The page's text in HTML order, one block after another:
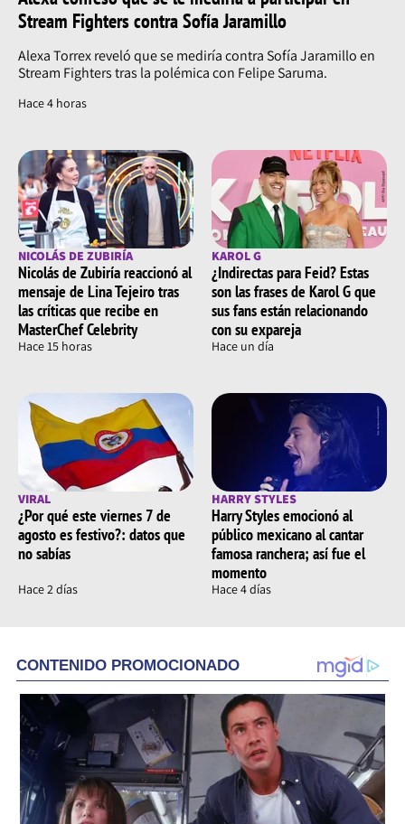
Stream Fighters contra Sofía Jaramillo
Alexa Torrex reveló que se mediría contra Sofía Jaramillo en
Stream Fighters tras la polémica con Felipe Saruma.
Hace 4 horas
NICOLÁS DE ZUBIRÍA
Nicolás de Zubiría reaccionó al
mensaje de Lina Tejeiro tras
las críticas que recibe en
MasterChef Celebrity
Hace 15 horas
KAROL G
¿Indirectas para Feid? Estas
son las frases de Karol G que
sus fans están relacionando
con su expareja
Hace un día
VIRAL
¿Por qué este viernes 7 de
agosto es festivo?: datos que
no sabías
Hace 2 días
HARRY STYLES
Harry Styles emocionó al
público mexicano al cantar
famosa ranchera; así fue el
momento
Hace 4 días